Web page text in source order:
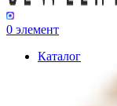
0 элемент
Каталог